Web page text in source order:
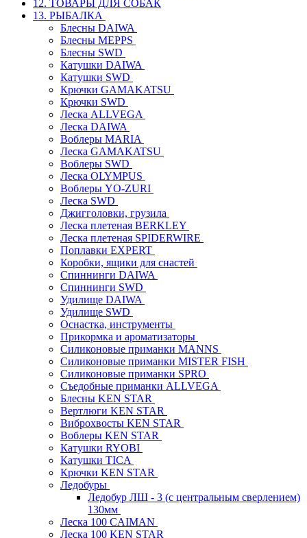
12. ТОВАРЫ ДЛЯ СОБАК
13. РЫБАЛКА
Блесны DAIWA
Блесны MEPPS
Блесны SWD
Катушки DAIWA
Катушки SWD
Крючки GAMAKATSU
Крючки SWD
Леска ALLVEGA
Леска DAIWA
Воблеры MARIA
Леска GAMAKATSU
Воблеры SWD
Леска OLYMPUS
Воблеры YO-ZURI
Леска SWD
Джигголовки, грузила
Леска плетеная BERKLEY
Леска плетеная SPIDERWIRE
Поплавки EXPERT
Коробки, ящики для снастей
Спиннинги DAIWA
Спиннинги SWD
Удилище DAIWA
Удилище SWD
Оснастка, инструменты
Прикормка и ароматизаторы
Силиконовые приманки MANNS
Силиконовые приманки MISTER FISH
Силиконовые приманки SPRO
Съедобные приманки ALLVEGA
Блесны KEN STAR
Вертлюги KEN STAR
Виброхвосты KEN STAR
Воблеры KEN STAR
Катушки RYOBI
Катушки TICA
Крючки KEN STAR
Ледобуры
Ледобур ЛШ - 3 (с центральным сверлением)
130мм
Леска 100 CAIMAN
Леска 100 KEN STAR